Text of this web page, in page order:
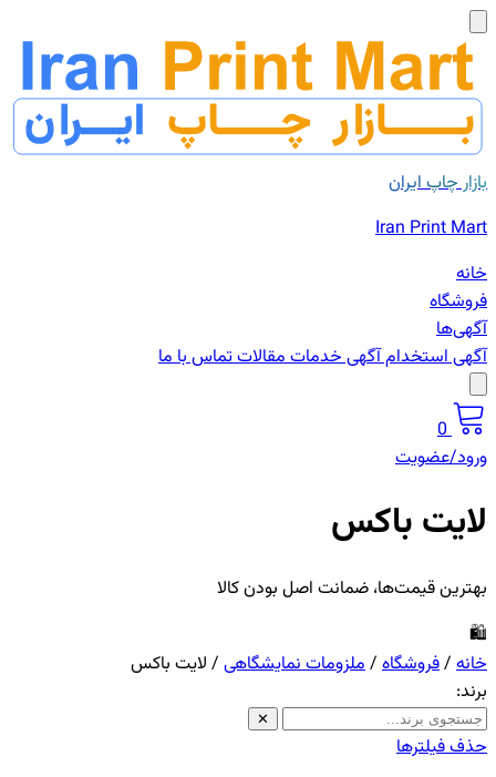
بازار چاپ ایران
Iran Print Mart
خانه
فروشگاه
آگهی‌ها
آگهی استخدامآگهی خدماتمقالاتتماس با ما
0
ورود/عضویت
لایت باکس
بهترین قیمت‌ها، ضمانت اصل بودن کالا
🛍️
خانه /فروشگاه /ملزومات نمایشگاهی / لایت باکس
برند:
✕
حذف فیلترها